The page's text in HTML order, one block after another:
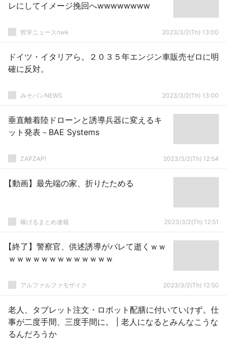
レにしてイメージ挽回へwwwwwwww
哲学ニュースnwk 2023/3/2(Th) 13:00
ドイツ・イタリアら。２０３５年エンジン車販売ゼロに明
確に反対。
みそパンNEWS 2023/3/2(Th) 13:00
垂直離着陸ドローンと誘導兵器に変えるキ
ット発表－BAE Systems
ZAPZAP! 2023/3/2(Th) 12:54
【動画】最先端の家、折りたためる
稼げるまとめ速報 2023/3/2(Th) 12:51
【終了】警察官、供述誘導がバレて逝くｗｗ
ｗｗｗｗｗｗｗｗｗｗｗｗｗ
アルファルファモザイク 2023/3/2(Th) 12:50
老人、タブレット注文・ロボット配膳に付いていけず。仕
事が二度手間、三度手間に。 | 老人になるとみんなこうな
るんだろうか